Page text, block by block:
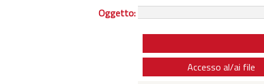
Oggetto:
Accesso al/ai file